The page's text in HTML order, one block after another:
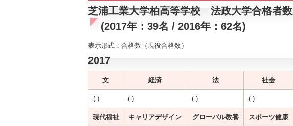
芝浦工業大学柏高等学校 法政大学合格者数
(2017年：39名 / 2016年：62名)
表示形式：合格数（現役合格数）
2017
文 経済 法 社会
-(-) -(-) -(-) -(-)
現代福祉 キャリアデザイン グローバル教養 スポーツ健康